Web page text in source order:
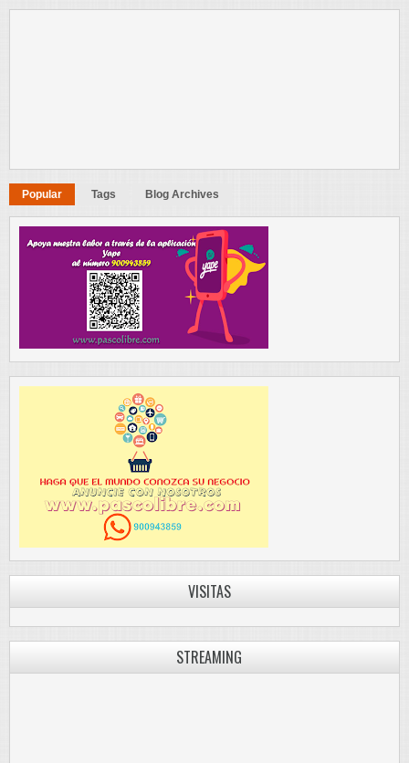
Popular Tags Blog Archives
VISITAS
STREAMING